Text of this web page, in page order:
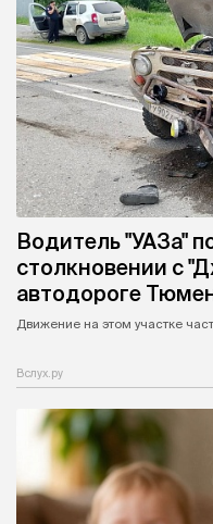
Водитель "УАЗа"
столкновении с
автодороге
Движение на этом участке
Вслух.ру